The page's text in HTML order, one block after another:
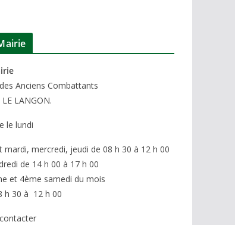
Anciens Combattants
LE LANGON.
le lundi
mardi, mercredi, jeudi de 08 h 30 à 12 h 00
de 14 h 00 à 17 h 00
et 4ème samedi du mois
h 30 à 12 h 00